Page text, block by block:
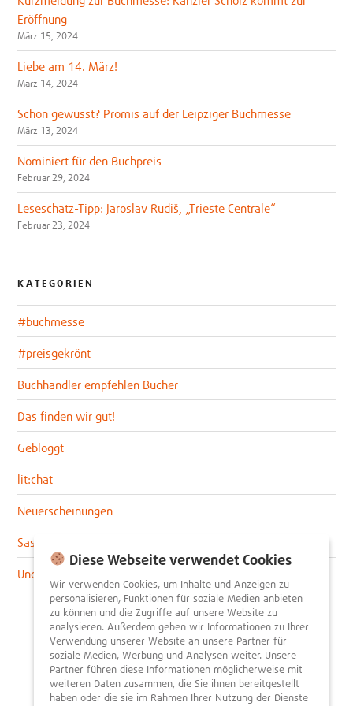
Eröffnung
März 15, 2024
Liebe am 14. März!
März 14, 2024
Schon gewusst? Promis auf der Leipziger Buchmesse
März 13, 2024
Nominiert für den Buchpreis
Februar 29, 2024
Leseschatz-Tipp: Jaroslav Rudiš, „Trieste Centrale“
Februar 23, 2024
KATEGORIEN
#buchmesse
#preisgekrönt
Buchhändler empfehlen Bücher
Das finden wir gut!
Gebloggt
lit:chat
Neuerscheinungen
Sascha im lit:blog
Uncategorized
Diese Webseite verwendet Cookies
Wir verwenden Cookies, um Inhalte und Anzeigen zu
personalisieren, Funktionen für soziale Medien anbieten
zu können und die Zugriffe auf unsere Website zu
analysieren. Außerdem geben wir Informationen zu Ihrer
Verwendung unserer Website an unsere Partner für
soziale Medien, Werbung und Analysen weiter. Unsere
Partner führen diese Informationen möglicherweise mit
weiteren Daten zusammen, die Sie ihnen bereitgestellt
haben oder die sie im Rahmen Ihrer Nutzung der Dienste